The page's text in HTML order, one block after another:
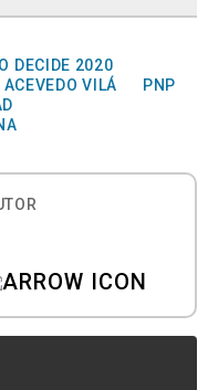
DECIDE 2020
VILÁ
PNP